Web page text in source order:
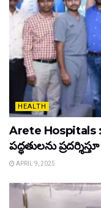
HEALTH
Arete
పద్ధతులను
APRIL 9, 2025